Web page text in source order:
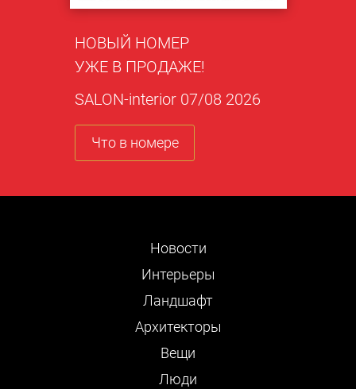
НОВЫЙ НОМЕР
УЖЕ В ПРОДАЖЕ!
SALON-interior 07/08 2026
Что в номере
Новости
Интерьеры
Ландшафт
Архитекторы
Вещи
Люди